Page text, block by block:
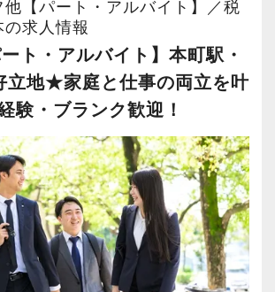
！】
税理士法人化しました。
目指すスタートアップが中心
、毎年15%の勢いで成⻑を続け
石」という意味。原石である皆
ことを大事に、熱意とポテンシ
重視の採用を行っています。
パーレス・クラウド活用で業務
います！】
他【パート・アルバイト】／税
求人情報
ト・アルバイト】本町駅・
立地★家庭と仕事の両立を叶
験・ブランク歓迎！